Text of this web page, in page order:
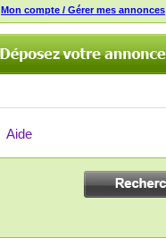
Mon compte / Gérer mes annonces
Aide